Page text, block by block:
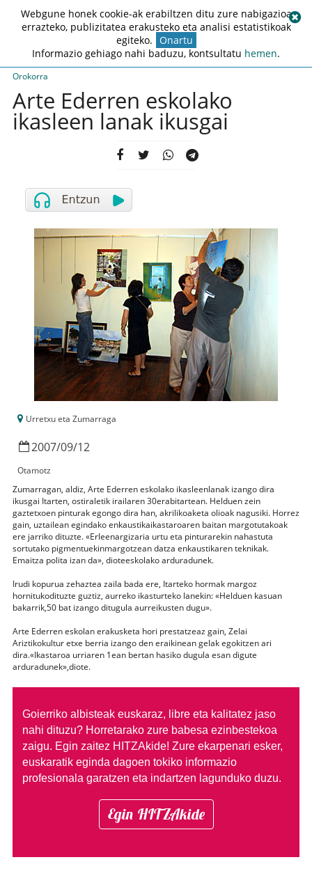
Orokorra
Arte Ederren eskolako
ikasleen lanak ikusgai
Urretxu eta Zumarraga
2007/09/12
Otamotz
Zumarragan, aldiz, Arte Ederren eskolako ikasleenlanak izango dira
ikusgai Itarten, ostiraletik irailaren 30erabitartean. Helduen zein
gaztetxoen pinturak egongo dira han, akrilikoaketa olioak nagusiki. Horrez
gain, uztailean egindako enkaustikaikastaroaren baitan margotutakoak
ere jarriko dituzte. «Erleenargizaria urtu eta pinturarekin nahastuta
sortutako pigmentuekinmargotzean datza enkaustikaren teknikak.
Emaitza polita izan da», dioteeskolako arduradunek.
Irudi kopurua zehaztea zaila bada ere, Itarteko hormak margoz
hornitukodituzte guztiz, aurreko ikasturteko lanekin: «Helduen kasuan
bakarrik,50 bat izango ditugula aurreikusten dugu».
Arte Ederren eskolan erakusketa hori prestatzeaz gain, Zelai
Ariztikokultur etxe berria izango den eraikinean gelak egokitzen ari
dira.«Ikastaroa urriaren 1ean bertan hasiko dugula esan digute
arduradunek»,diote.
Goierriko albisteak euskaraz, libre eta kalitatez jaso
nahi dituzu? Horretarako zure babesa ezinbestekoa
zaigu. Egin zaitez HITZAkide! Zure ekarpenari esker,
euskaratik eginda dagoen tokiko informazio
profesionala garatzen eta indartzen lagunduko duzu.
Egin HITZAkide
Webgune honek cookie-ak erabiltzen ditu zure nabigazioa
errazteko, publizitatea erakusteko eta analisi estatistikoak
egiteko. Onartu
Informazio gehiago nahi baduzu, kontsultatu hemen.